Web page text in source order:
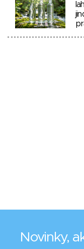
Novinky,